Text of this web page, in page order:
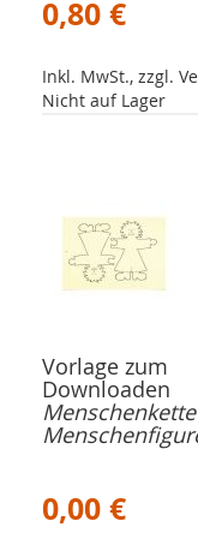
0,80 €
Inkl. MwSt., zzgl.
Nicht auf Lager
Vorlage zum
Downloaden
0,00 €